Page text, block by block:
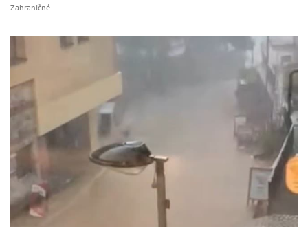
Zahraničné